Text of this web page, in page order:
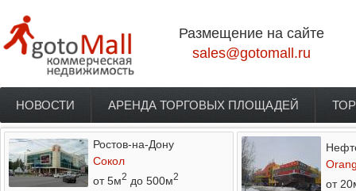
Размещение на сайте
sales@gotomall.ru
Главное меню
НОВОСТИ АРЕНДА ТОРГОВЫХ ПЛОЩАДЕЙ
Ростов-на-Дону
Сокол
от 5м2 до 500м2
от